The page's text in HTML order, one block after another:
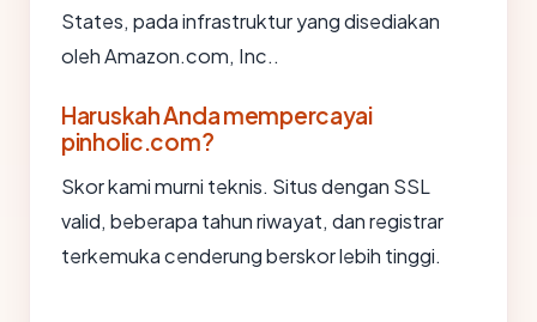
States, pada infrastruktur yang disediakan
oleh Amazon.com, Inc..
Haruskah Anda mempercayai
pinholic.com?
Skor kami murni teknis. Situs dengan SSL
valid, beberapa tahun riwayat, dan registrar
terkemuka cenderung berskor lebih tinggi.